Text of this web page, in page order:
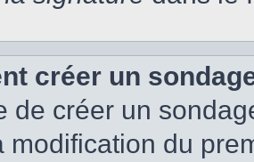
créer un
de créer un
modification du